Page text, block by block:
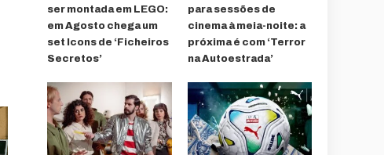
ser montada em LEGO:
em Agosto chega um
set Icons de ‘Ficheiros
Secretos’
para sessões de
cinema à meia-noite: a
próxima é com ‘Terror
na Autoestrada’